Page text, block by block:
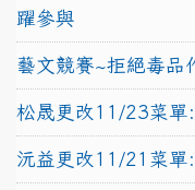
躍參與
藝文競賽~拒絕毒品
松晟更改11/23菜單
沅益更改11/21菜單